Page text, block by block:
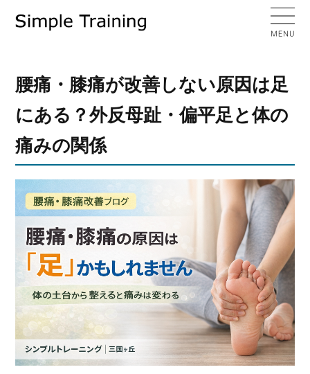
腰痛・膝痛が改善しない原因は足
にある？外反母趾・偏平足と体の
痛みの関係